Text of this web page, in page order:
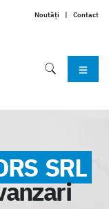
Noutăți | Contact
SRL